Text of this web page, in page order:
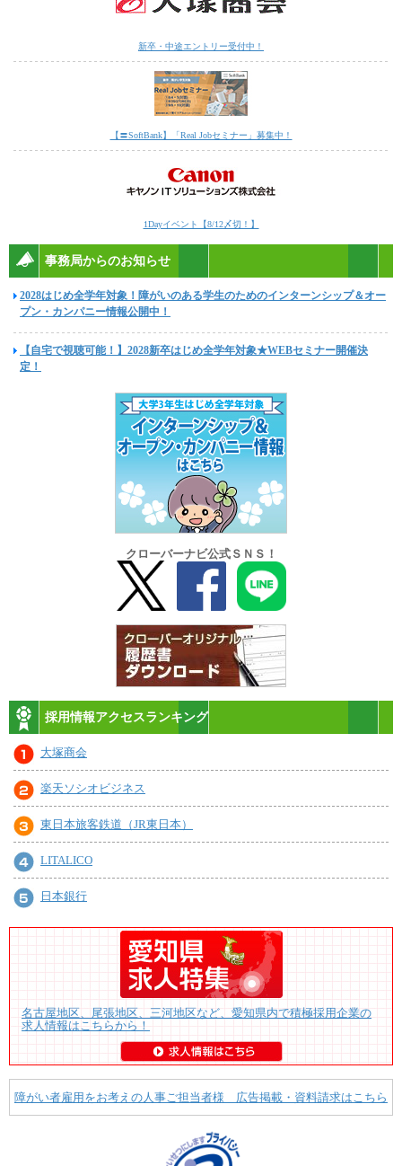
新卒・中途エントリー受付中！
【〓SoftBank】「Real Jobセミナー」募集中！
1Dayイベント【8/12〆切！】
事務局からのお知らせ
2028はじめ全学年対象！障がいのある学生のためのインターンシップ＆オー
プン・カンパニー情報公開中！
【自宅で視聴可能！】2028新卒はじめ全学年対象★WEBセミナー開催決
定！
クローバーナビ公式ＳＮＳ！
採用情報アクセスランキング
大塚商会
楽天ソシオビジネス
東日本旅客鉄道（JR東日本）
LITALICO
日本銀行
名古屋地区、尾張地区、三河地区など、愛知県内で積極採用企業の
求人情報はこちらから！
障がい者雇用をお考えの人事ご担当者様 広告掲載・資料請求はこちら